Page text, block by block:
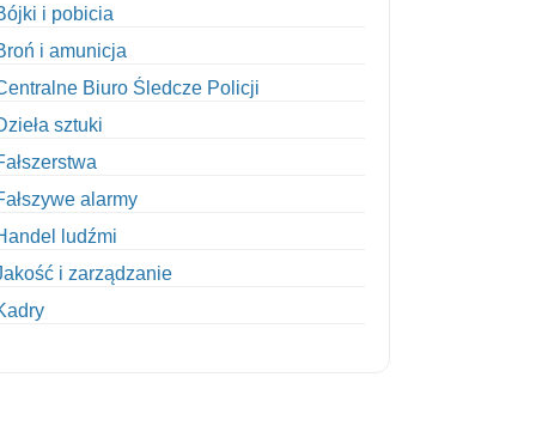
i pobicia
i amunicja
Biuro Śledcze Policji
sztuki
alarmy
ludźmi
i zarządzanie